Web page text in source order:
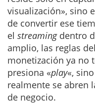
visualización», sino
de convertir ese
el streamingdentro
amplio, las reglas
monetización ya no
presiona «play«,
realmente se abren
de negocio.